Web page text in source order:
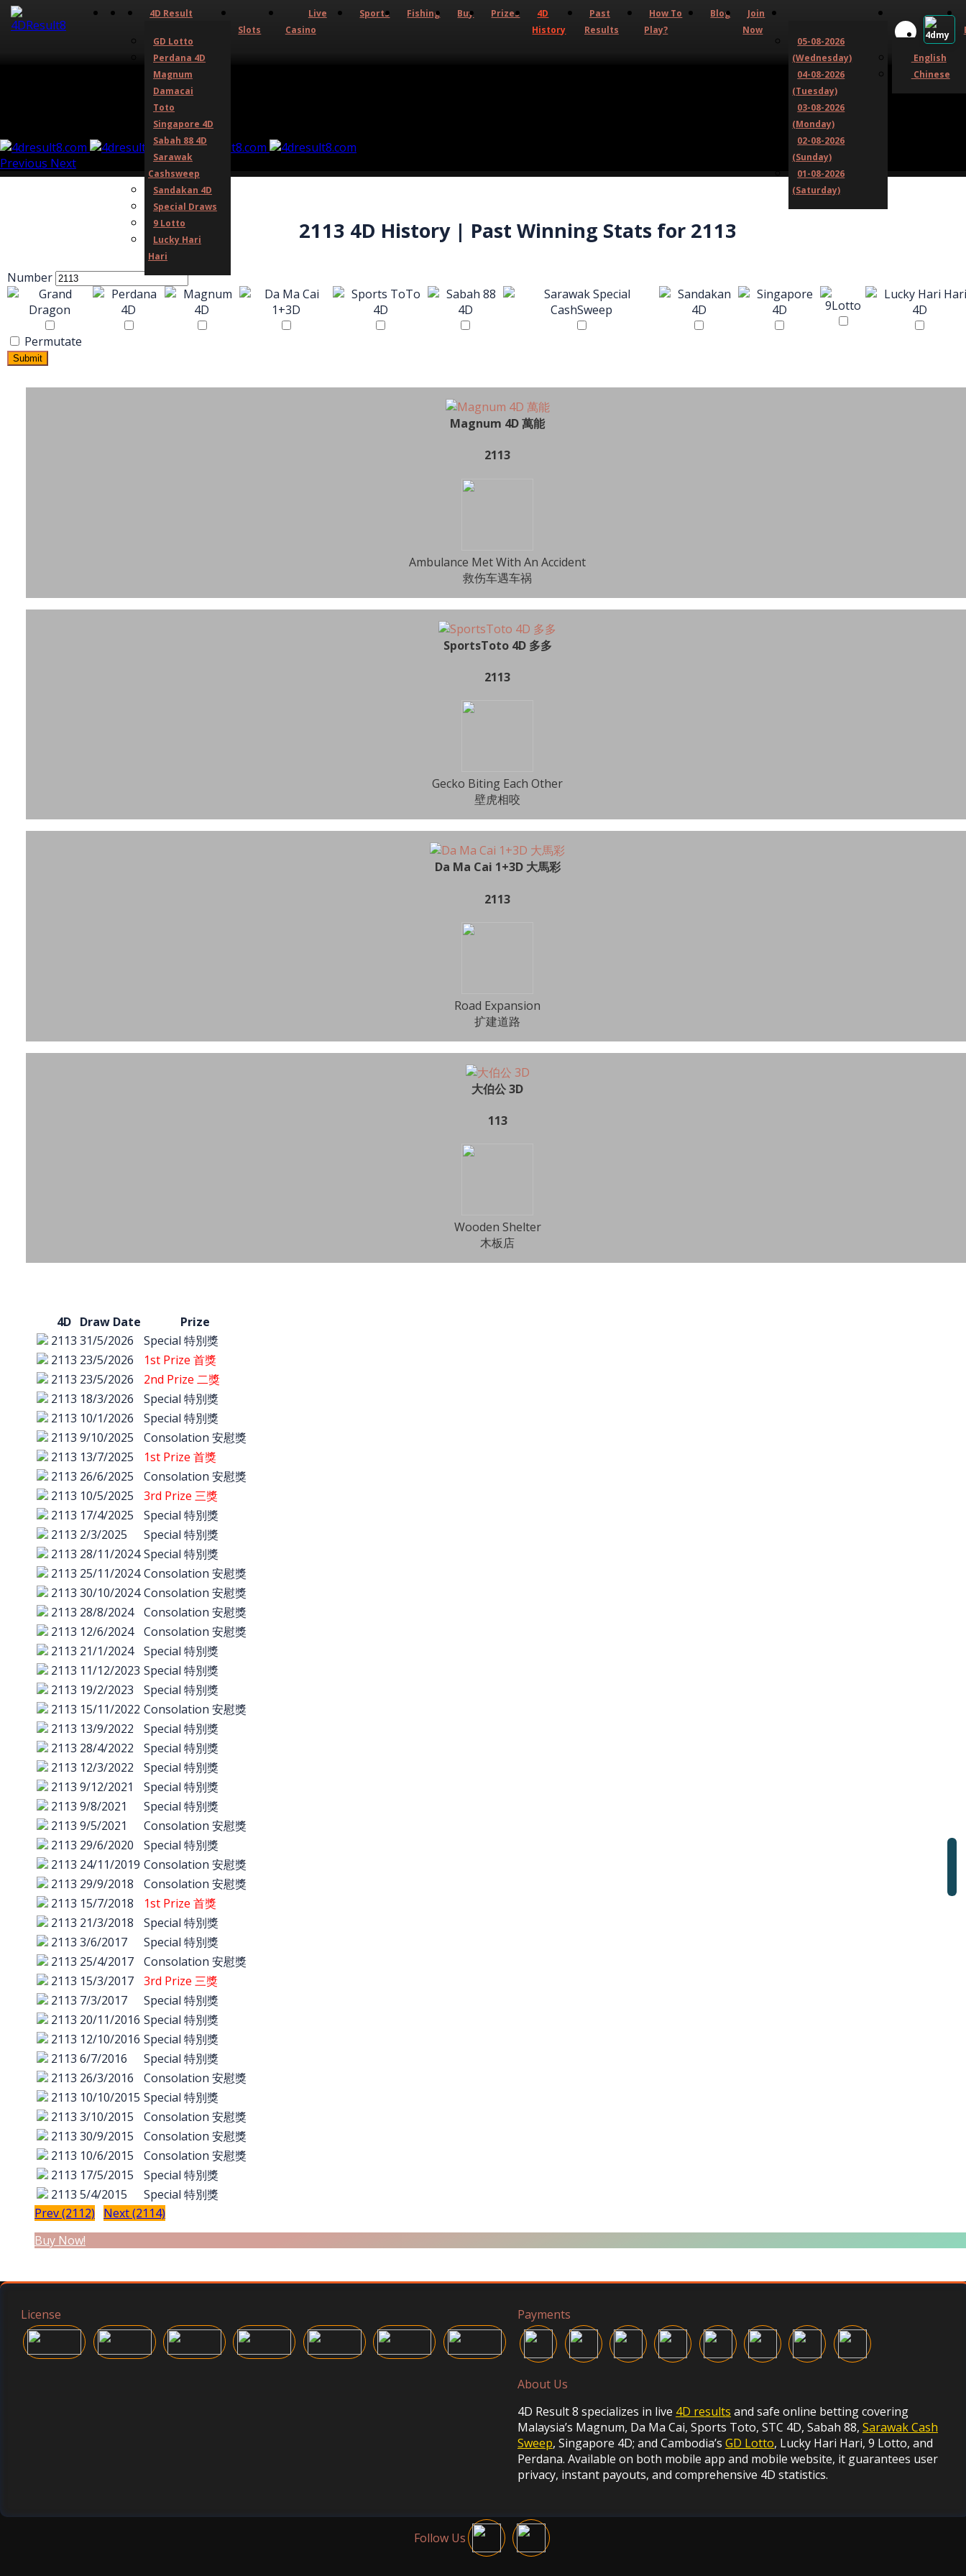
4D Result
GD Lotto
Perdana 4D
Magnum
Damacai
Toto
Singapore 4D
Sabah 88 4D
Sarawak
Cashsweep
Sandakan 4D
Special Draws
9 Lotto
Lucky Hari
Hari
Slots
Live
Casino
Sports Fishing Buy Prizes
4D
History
Past
Results
How To
Play?
Blog
Join
Now
05-08-2026
(Wednesday)
04-08-2026
(Tuesday)
03-08-2026
(Monday)
02-08-2026
(Sunday)
01-08-2026
(Saturday)
English
Chinese
Previous Next
2113 4D History | Past Winning Stats for 2113
Number
Permutate
Submit
Magnum 4D 萬能
2113
Ambulance Met With An Accident
救伤车遇车祸
SportsToto 4D 多多
2113
Gecko Biting Each Other
壁虎相咬
Da Ma Cai 1+3D 大馬彩
2113
Road Expansion
扩建道路
大伯公 3D
113
Wooden Shelter
木板店
4D Draw Date
Prize
2113 31/5/2026
Special 特別獎
2113 23/5/2026
1st Prize 首獎
2113 23/5/2026
2nd Prize 二獎
2113 18/3/2026
Special 特別獎
2113 10/1/2026
Special 特別獎
2113 9/10/2025
Consolation 安慰獎
2113 13/7/2025
1st Prize 首獎
2113 26/6/2025
Consolation 安慰獎
2113 10/5/2025
3rd Prize 三獎
2113 17/4/2025
Special 特別獎
2113 2/3/2025
Special 特別獎
2113 28/11/2024 Special 特別獎
2113 25/11/2024 Consolation 安慰獎
2113 30/10/2024 Consolation 安慰獎
2113 28/8/2024
Consolation 安慰獎
2113 12/6/2024
Consolation 安慰獎
2113 21/1/2024
Special 特別獎
2113 11/12/2023 Special 特別獎
2113 19/2/2023
Special 特別獎
2113 15/11/2022 Consolation 安慰獎
2113 13/9/2022
Special 特別獎
2113 28/4/2022
Special 特別獎
2113 12/3/2022
Special 特別獎
2113 9/12/2021
Special 特別獎
2113 9/8/2021
Special 特別獎
2113 9/5/2021
Consolation 安慰獎
2113 29/6/2020
Special 特別獎
2113 24/11/2019 Consolation 安慰獎
2113 29/9/2018
Consolation 安慰獎
2113 15/7/2018
1st Prize 首獎
2113 21/3/2018
Special 特別獎
2113 3/6/2017
Special 特別獎
2113 25/4/2017
Consolation 安慰獎
2113 15/3/2017
3rd Prize 三獎
2113 7/3/2017
Special 特別獎
2113 20/11/2016 Special 特別獎
2113 12/10/2016 Special 特別獎
2113 6/7/2016
Special 特別獎
2113 26/3/2016
Consolation 安慰獎
2113 10/10/2015 Special 特別獎
2113 3/10/2015
Consolation 安慰獎
2113 30/9/2015
Consolation 安慰獎
2113 10/6/2015
Consolation 安慰獎
2113 17/5/2015
Special 特別獎
2113 5/4/2015
Special 特別獎
Prev (2112)
Next (2114)
Buy Now!
License Payments
About Us
4D Result 8 specializes in live 4D results and safe online betting covering
Malaysia’s Magnum, Da Ma Cai, Sports Toto, STC 4D, Sabah 88, Sarawak Cash
Sweep, Singapore 4D; and Cambodia’s GD Lotto, Lucky Hari Hari, 9 Lotto, and
Perdana. Available on both mobile app and mobile website, it guarantees user
privacy, instant payouts, and comprehensive 4D statistics.
Follow Us